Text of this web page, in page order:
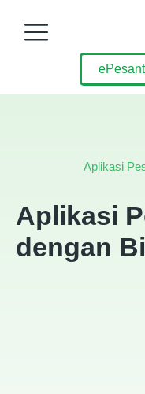
Aplikasi
Aplikasi
dengan